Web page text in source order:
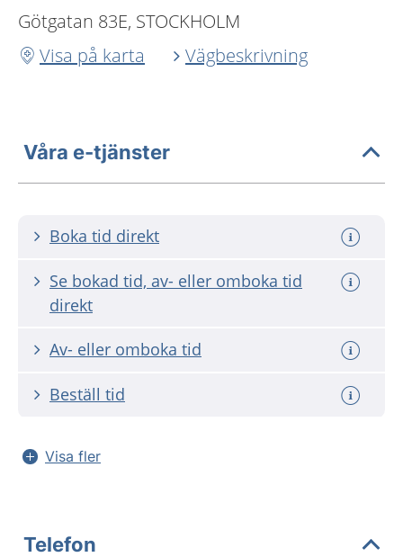
Götgatan 83E, STOCKHOLM
Visa på karta
Vägbeskrivning
Våra e-tjänster
Boka tid direkt
Se bokad tid, av- eller omboka tid
direkt
Av- eller omboka tid
Beställ tid
Visa fler
Telefon